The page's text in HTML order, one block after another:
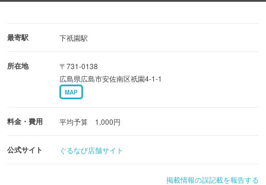
最寄駅 下祇園駅
所在地
〒731-0138
広島県広島市安佐南区祇園4-1-1
MAP
料金・費用 平均予算 1,000円
公式サイト ぐるなび店舗サイト
掲載情報の誤記載を報告する